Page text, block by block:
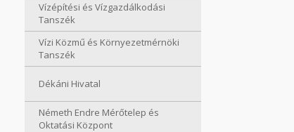
Vízépítési és Vízgazdálkodási
Tanszék
Vízi Közmű és Környezetmérnöki
Tanszék
Dékáni Hivatal
Németh Endre Mérőtelep és
Oktatási Központ